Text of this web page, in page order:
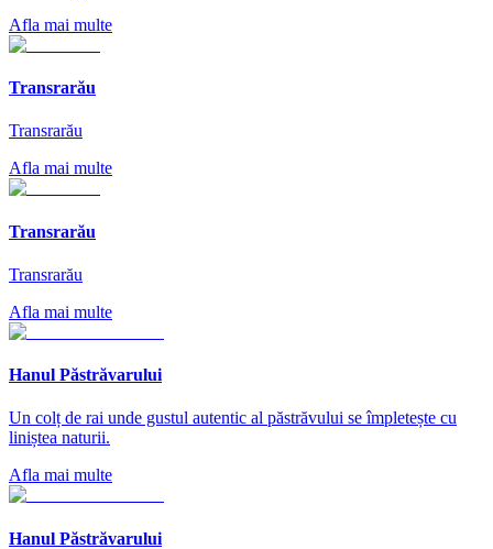
Afla mai multe
Transrarău
Transrarău
Afla mai multe
Transrarău
Transrarău
Afla mai multe
Hanul Păstrăvarului
Un colț de rai unde gustul autentic al păstrăvului se împletește cu
liniștea naturii.
Afla mai multe
Hanul Păstrăvarului